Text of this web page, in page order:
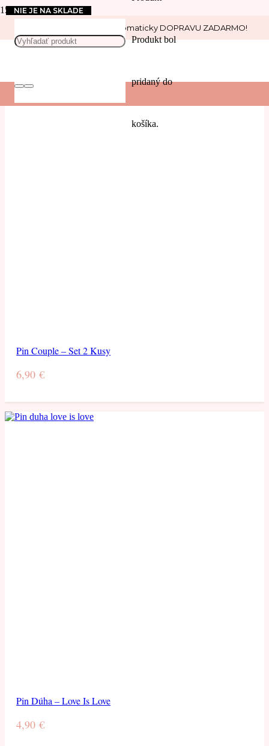
Nakúp nad 30 € a získaj automaticky DOPRAVU ZADARMO!
Produktbol
pridaný do
košíka.
Láska
Pin Couple – Set 2 Kusy
6,90€
Pin Dúha – Love Is Love
4,90€
NIE JE NA SKLADE